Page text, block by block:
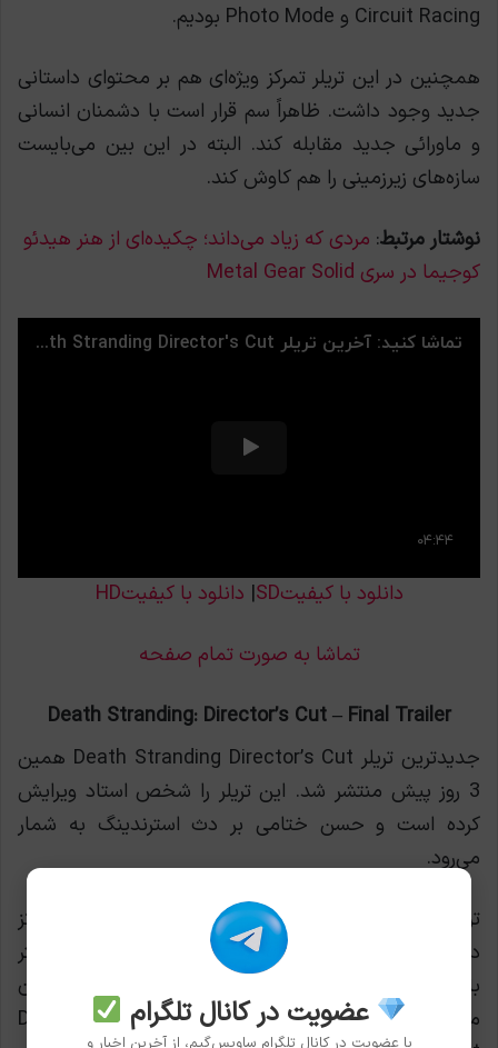
Circuit Racing و Photo Mode بودیم.
همچنین در این تریلر تمرکز ویژه‌ای هم بر محتوای داستانی
جدید وجود داشت. ظاهراً سم قرار است با دشمنان انسانی
و ماورائی جدید مقابله کند. البته در این بین می‌بایست
سازه‌های زیرزمینی را هم کاوش کند.
نوشتار مرتبط: مردی که زیاد می‌داند؛ چکیده‌ای از هنر هیدئو
کوجیما در سری Metal Gear Solid
دانلود با کیفیتSD | دانلود با کیفیتHD
تماشا به صورت تمام صفحه
Death Stranding: Director’s Cut – Final Trailer
جدیدترین تریلر Death Stranding Director’s Cut همین
3 روز پیش منتشر شد. این تریلر را شخص استاد ویرایش
کرده است و حسن ختامی بر دث استرندینگ به شمار
می‌رود.
تریلر جدید روی شخصیت‌ها و اتفاقات اصلی داستان تمرکز
دارد. اگر هنوز نسخه‌ی اصلی را تجربه نکرده‌اید، شاید بهتر
باشد این تریلر را تماشا نکنید. اما به هر حال طرفداران
مشتاق حتماََ از دیدن تریلر جدید Death Strandingعضویت در کانال تلگرام
با عضویت در کانال تلگرام ساویس‌گیم، از آخرین اخبار و